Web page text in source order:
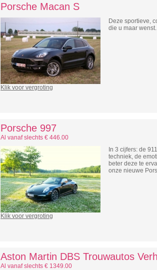
Porsche Macan S
Klik voor vergroting
Deze sportieve,
die u maar
Porsche 997
Al vanaf slechts € 446.00
Klik voor vergroting
In 3 cijfers: de
techniek, de
beter deze te
onze nieuwe
Aston Martin DBS Trouwautos
Al vanaf slechts € 1349.00